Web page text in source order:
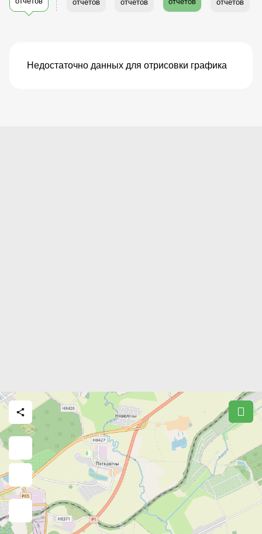
отчетов
отчетов
отчетов
Недостаточно данных для отрисовки графика